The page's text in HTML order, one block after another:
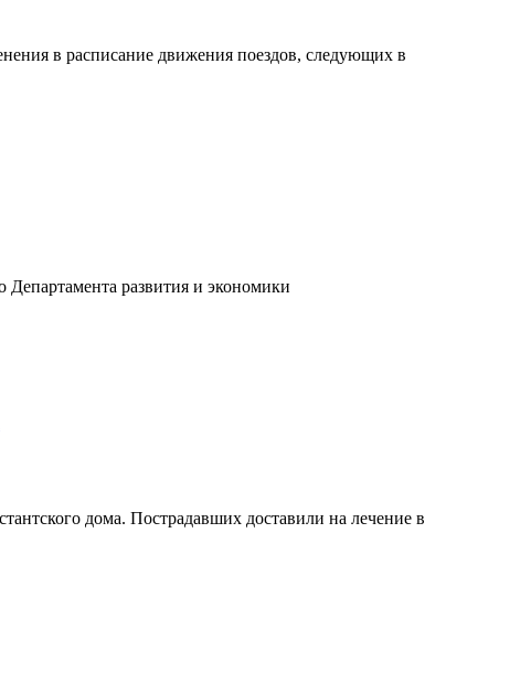
в расписание движения поездов, следующих в
развития и экономики
дома. Пострадавших доставили на лечение в